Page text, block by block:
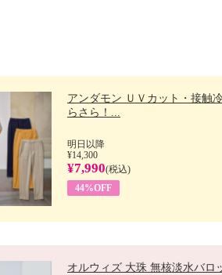
アンダモン ＵＶカット・接触
らさら！...
明日以降
¥14,300
¥7,990(税込)
44%OFF
オルウィズ 大珠 無核淡水バロ